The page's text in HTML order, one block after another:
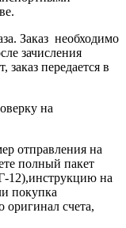
Заказ необходимо
зачисления
передается в
на
отправления на
полный пакет
12),инструкцию на
покупка
оригинал счета,